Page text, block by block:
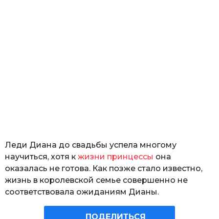
Леди Диана до свадьбы успела многому
научиться, хотя к жизни принцессы она
оказалась не готова. Как позже стало известно,
жизнь в королевской семье совершенно не
соответствовала ожиданиям Дианы.
ПОДЕЛИТЬСЯ